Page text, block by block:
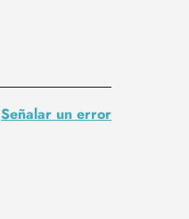
Señalar un error